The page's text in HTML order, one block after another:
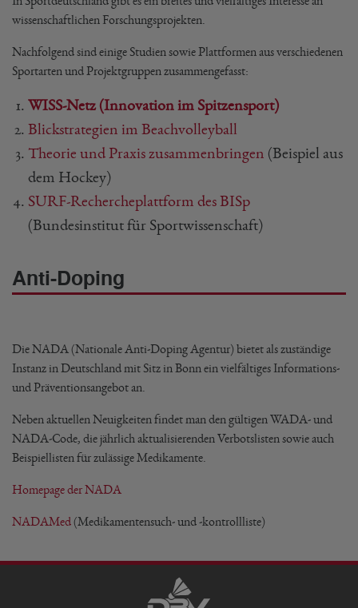
wissenschaftlichen Forschungsprojekten.
Nachfolgend sind einige Studien sowie Plattformen aus verschiedenen
Sportarten und Projektgruppen zusammengefasst:
WISS-Netz (Innovation im Spitzensport)
Blickstrategien im Beachvolleyball
Theorie und Praxis zusammenbringen (Beispiel aus
dem Hockey)
SURF-Rechercheplattform des BISp
(Bundesinstitut für Sportwissenschaft)
Anti-Doping
Die NADA (Nationale Anti-Doping Agentur) bietet als zuständige
Instanz in Deutschland mit Sitz in Bonn ein vielfältiges Informations-
und Präventionsangebot an.
Neben aktuellen Neuigkeiten findet man den gültigen WADA- und
NADA-Code, die jährlich aktualisierenden Verbotslisten sowie auch
Beispiellisten für zulässige Medikamente.
Homepage der NADA
NADAMed(Medikamentensuch- und -kontrollliste)